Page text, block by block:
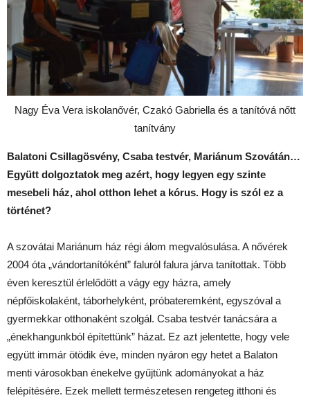
Nagy Éva Vera iskolanővér, Czakó Gabriella és a tanítóvá nőtt
tanítvány
Balatoni Csillagösvény, Csaba testvér, Mariánum Szovátán…
Együtt dolgoztatok meg azért, hogy legyen egy szinte
mesebeli ház, ahol otthon lehet a kórus. Hogy is szól ez a
történet?
A szovátai Mariánum ház régi álom megvalósulása. A nővérek
2004 óta „vándortanítóként” faluról falura járva tanítottak. Több
éven keresztül érlelődött a vágy egy házra, amely
népfőiskolaként, táborhelyként, próbateremként, egyszóval a
gyermekkar otthonaként szolgál. Csaba testvér tanácsára a
„énekhangunkból építettünk” házat. Ez azt jelentette, hogy vele
együtt immár ötödik éve, minden nyáron egy hetet a Balaton
menti városokban énekelve gyűjtünk adományokat a ház
felépítésére. Ezek mellett természetesen rengeteg itthoni és